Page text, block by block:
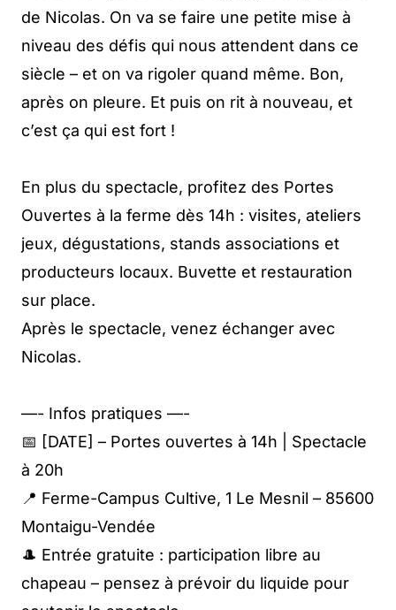
de Nicolas. On va se faire une petite mise à
niveau des défis qui nous attendent dans ce
siècle – et on va rigoler quand même. Bon,
après on pleure. Et puis on rit à nouveau, et
c’est ça qui est fort !
En plus du spectacle, profitez des Portes
Ouvertes à la ferme dès 14h : visites, ateliers
jeux, dégustations, stands associations et
producteurs locaux. Buvette et restauration
sur place.
Après le spectacle, venez échanger avec
Nicolas.
—- Infos pratiques —-
📅 [DATE] – Portes ouvertes à 14h | Spectacle
à 20h
📍 Ferme-Campus Cultive, 1 Le Mesnil – 85600
Montaigu-Vendée
🎩 Entrée gratuite : participation libre au
chapeau – pensez à prévoir du liquide pour